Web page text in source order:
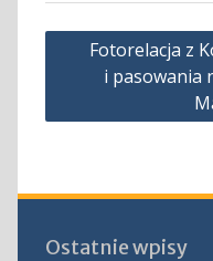
Nawigacja
Fotorelacja z
i pasowania
Ostatnie wpisy